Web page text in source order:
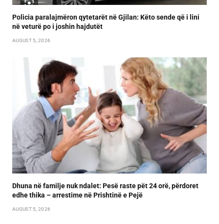
Policia paralajmëron qytetarët në Gjilan: Këto sende që i lini
në veturë po i joshin hajdutët
AUGUST 5, 2026
Dhuna në familje nuk ndalet: Pesë raste pët 24 orë, përdoret
edhe thika – arrestime në Prishtinë e Pejë
AUGUST 5, 2026